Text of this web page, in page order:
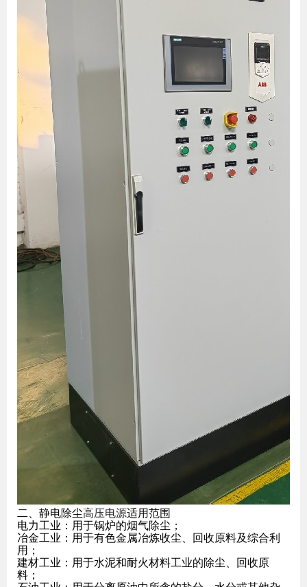
二、静电除尘高压电源适用范围
电力工业：用于锅炉的烟气除尘；
冶金工业：用于有色金属冶炼收尘、回收原料及综合利
用；
建材工业：用于水泥和耐火材料工业的除尘、回收原
料；